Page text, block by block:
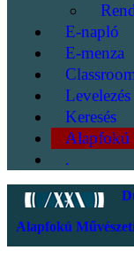
E-napló
E-menza
Levelezés
Keresés
Alapfokú
.
Alapfokú